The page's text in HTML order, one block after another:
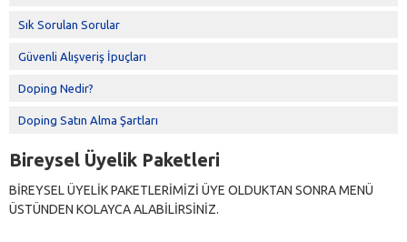
Sık Sorulan Sorular
Güvenli Alışveriş İpuçları
Doping Nedir?
Doping Satın Alma Şartları
Bireysel Üyelik Paketleri
BİREYSEL ÜYELİK PAKETLERİMİZİ ÜYE OLDUKTAN SONRA MENÜ
ÜSTÜNDEN KOLAYCA ALABİLİRSİNİZ.